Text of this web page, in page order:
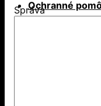
Ochranné
Správa